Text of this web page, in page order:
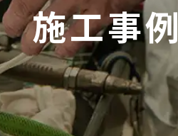
施工事例